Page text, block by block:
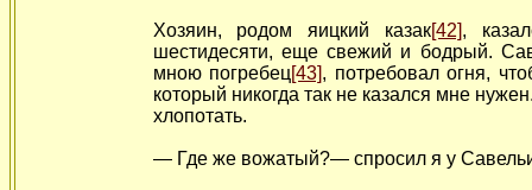
Хозяин, родом яицкий казак[42],
шестидесяти, еще свежий и бодрый.
мною погребец[43], потребовал огня,
который никогда так не казался мне
хлопотать.
— Где же вожатый?— спросил я у